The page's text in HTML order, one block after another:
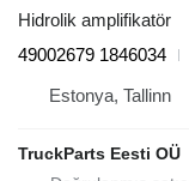
Hidrolik amplifikatör
49002679 1846034
Estonya, Tallinn
TruckParts Eesti OÜ